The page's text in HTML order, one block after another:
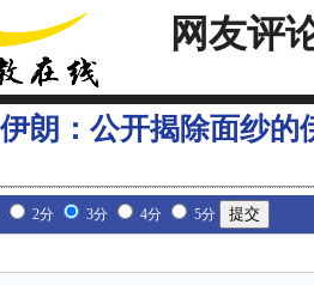
网友评
伊朗：公开揭除面纱的
2分 3分 4分 5分